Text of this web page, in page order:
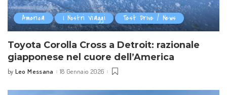
America I Nostri Viaggi Test Drive / News
Toyota Corolla Cross a Detroit: razionale
giapponese nel cuore dell’America
Posted
by Leo Messana 18 Gennaio 2026